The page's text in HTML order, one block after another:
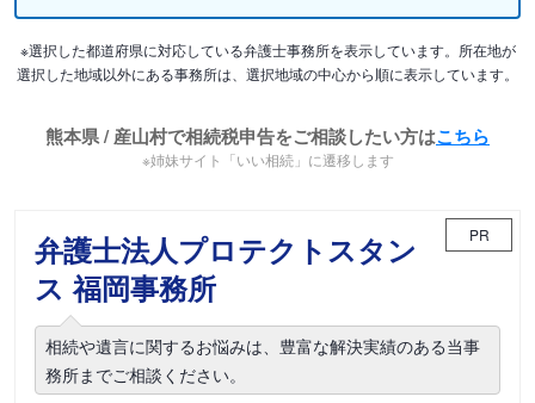
※選択した都道府県に対応している弁護士事務所を表示しています。所在地が
選択した地域以外にある事務所は、選択地域の中心から順に表示しています。
熊本県 / 産山村で相続税申告をご相談したい方はこちら
※姉妹サイト「いい相続」に遷移します
弁護士法人プロテクトスタン
ス 福岡事務所
PR
相続や遺言に関するお悩みは、豊富な解決実績のある当事
務所までご相談ください。